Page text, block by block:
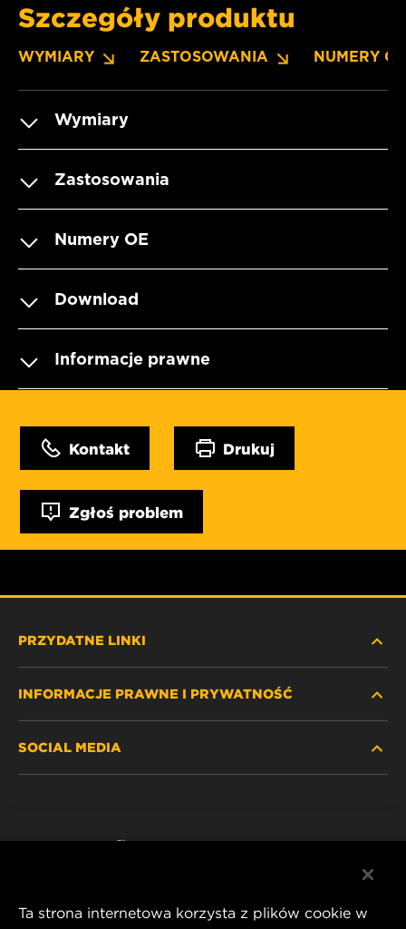
Szczegóły produktu
WYMIARY ZASTOSOWANIA NUMERY OE
Wymiary
Zastosowania
Numery OE
Download
Informacje prawne
Kontakt Drukuj
Zgłoś problem
PRZYDATNE LINKI
GDZIE KUPIĆ
INFORMACJE PRAWNE I PRYWATNOŚĆ
SOCIAL MEDIA
Ta strona internetowa korzysta z plików cookie w